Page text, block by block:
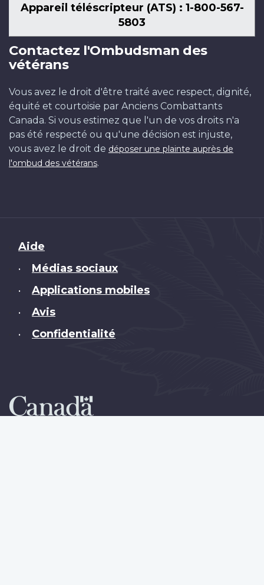
Appareil téléscripteur (ATS) : 1-800-567-
5803
Contactez l'Ombudsman des
vétérans
Vous avez le droit d'être traité avec respect, dignité,
équité et courtoisie par Anciens Combattants
Canada. Si vous estimez que l'un de vos droits n'a
pas été respecté ou qu'une décision est injuste,
vous avez le droit de déposer une plainte auprès de
l'ombud des vétérans.
Brand
Aide
• Médias sociaux
• Applications mobiles
• Avis
• Confidentialité